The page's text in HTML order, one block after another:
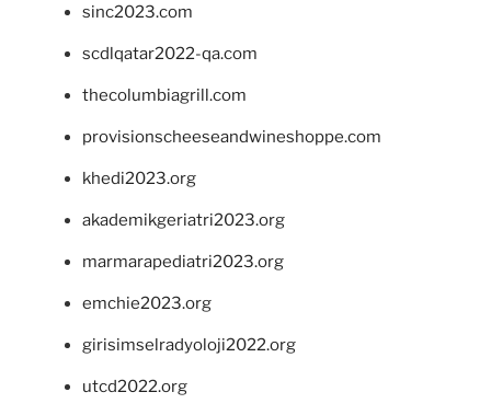
sinc2023.com
scdlqatar2022-qa.com
thecolumbiagrill.com
provisionscheeseandwineshoppe.com
khedi2023.org
akademikgeriatri2023.org
marmarapediatri2023.org
emchie2023.org
girisimselradyoloji2022.org
utcd2022.org